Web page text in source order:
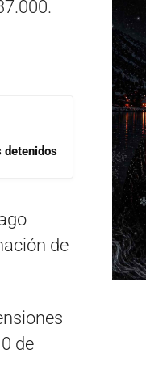
detenidos
de
de